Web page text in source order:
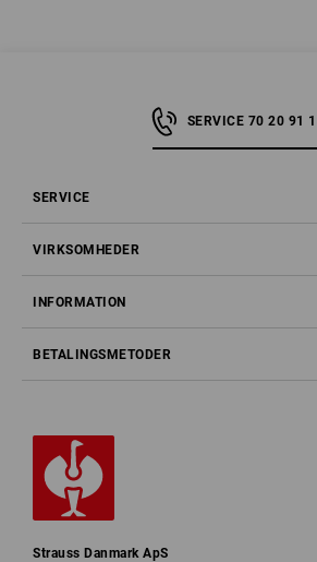
SERVICE 70 20 91
SERVICE
VIRKSOMHEDER
INFORMATION
BETALINGSMETODER
Strauss Danmark ApS